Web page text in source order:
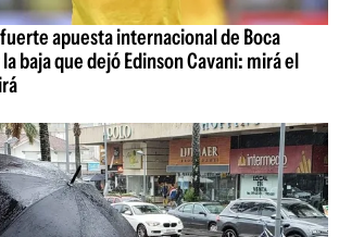
apuesta internacional de Boca
baja que dejó Edinson Cavani: mirá el